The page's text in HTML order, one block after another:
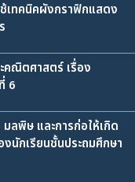
เทคนิคผังกราฟิกแสดง
คณิตศาสตร์ เรื่อง
6
ลพิษ และการก่อให้เกิด
นักเรียนชั้นประถมศึกษา